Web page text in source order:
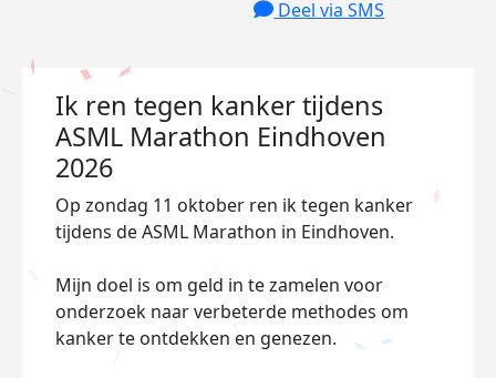
Deel via SMS
Ik ren tegen kanker tijdens
ASML Marathon Eindhoven
2026
Op zondag 11 oktober ren ik tegen kanker
tijdens de ASML Marathon in Eindhoven.
Mijn doel is om geld in te zamelen voor
onderzoek naar verbeterde methodes om
kanker te ontdekken en genezen.